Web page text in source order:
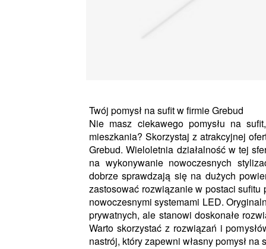
Twój pomysł na sufit w firmie Grebud
Nie masz ciekawego pomysłu na
mieszkania? Skorzystaj z atrakcyjnej
Grebud. Wieloletnia działalność w tej
na wykonywanie nowoczesnych
dobrze sprawdzają się na dużych
zastosować rozwiązanie w postaci
nowoczesnymi systemami LED.
prywatnych, ale stanowi doskonałe
Warto skorzystać z rozwiązań i
nastrój, który zapewni własny pomysł